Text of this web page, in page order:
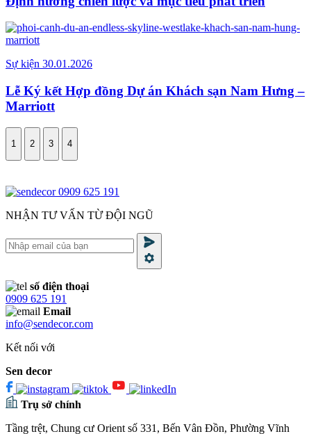
Sự kiện 30.01.2026
Lễ Ký kết Hợp đồng Dự án Khách sạn Nam Hưng –
Marriott
1 2 3 4
0909 625 191
NHẬN TƯ VẤN TỪ ĐỘI NGŨ
số điện thoại
0909 625 191
Email
info@sendecor.com
Kết nối với
Sen decor
Trụ sở chính
Tầng trệt, Chung cư Orient số 331, Bến Vân Đồn, Phường Vĩnh